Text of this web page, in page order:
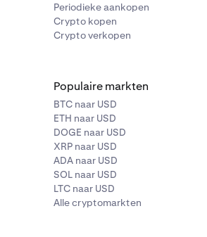
Periodieke aankopen
Crypto kopen
Crypto verkopen
Populaire markten
BTC naar USD
ETH naar USD
DOGE naar USD
XRP naar USD
ADA naar USD
SOL naar USD
LTC naar USD
Alle cryptomarkten